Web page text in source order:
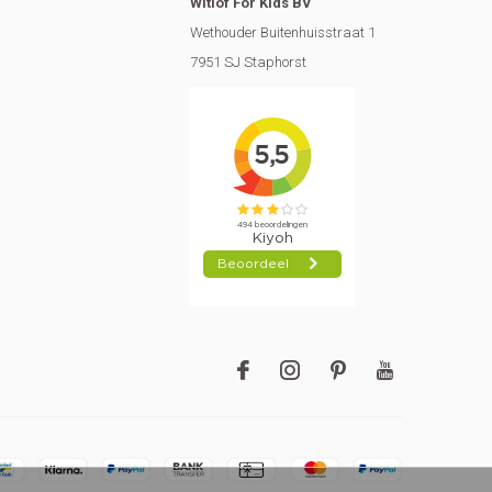
Wethouder Buitenhuisstraat 1
7951 SJ Staphorst